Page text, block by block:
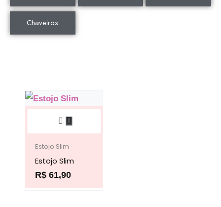
Chaveiros
Este
produto
tem
várias
variantes.
Estojo Slim
Estojo Slim
R$ 61,90